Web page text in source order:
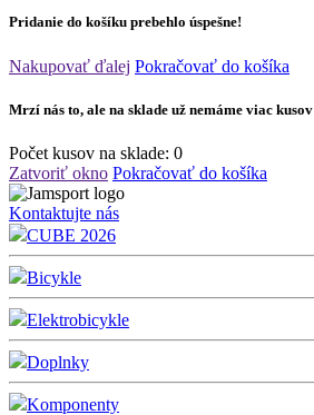
Pridanie do košíku prebehlo úspešne!
Nakupovať ďalej Pokračovať do košíka
Mrzí nás to, ale na sklade už nemáme viac kusov
Počet kusov na sklade: 0
Zatvoriť okno Pokračovať do košíka
Kontaktujte nás
CUBE 2026
Bicykle
Elektrobicykle
Doplnky
Komponenty